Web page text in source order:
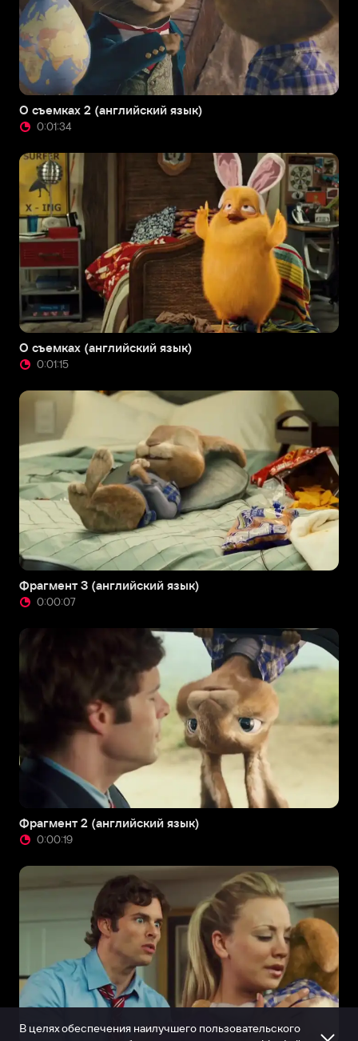
О съемках 2 (английский язык)
0:01:34
О съемках (английский язык)
0:01:15
Фрагмент 3 (английский язык)
0:00:07
Фрагмент 2 (английский язык)
0:00:19
В целях обеспечения наилучшего пользовательского